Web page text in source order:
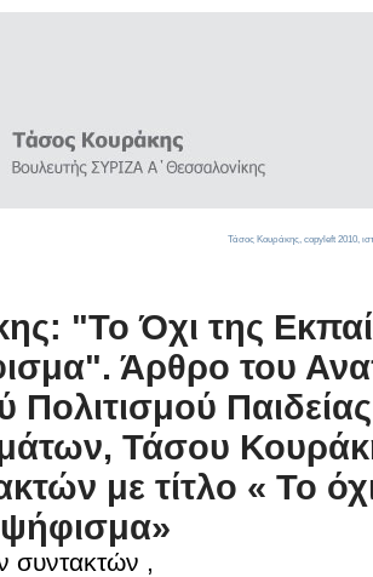
"Το Όχι της
Άρθρο του
Παιδείας
Τάσου
με τίτλο « Το
συντακτών ,
Τάσος Κουράκης, copyleft 2010,